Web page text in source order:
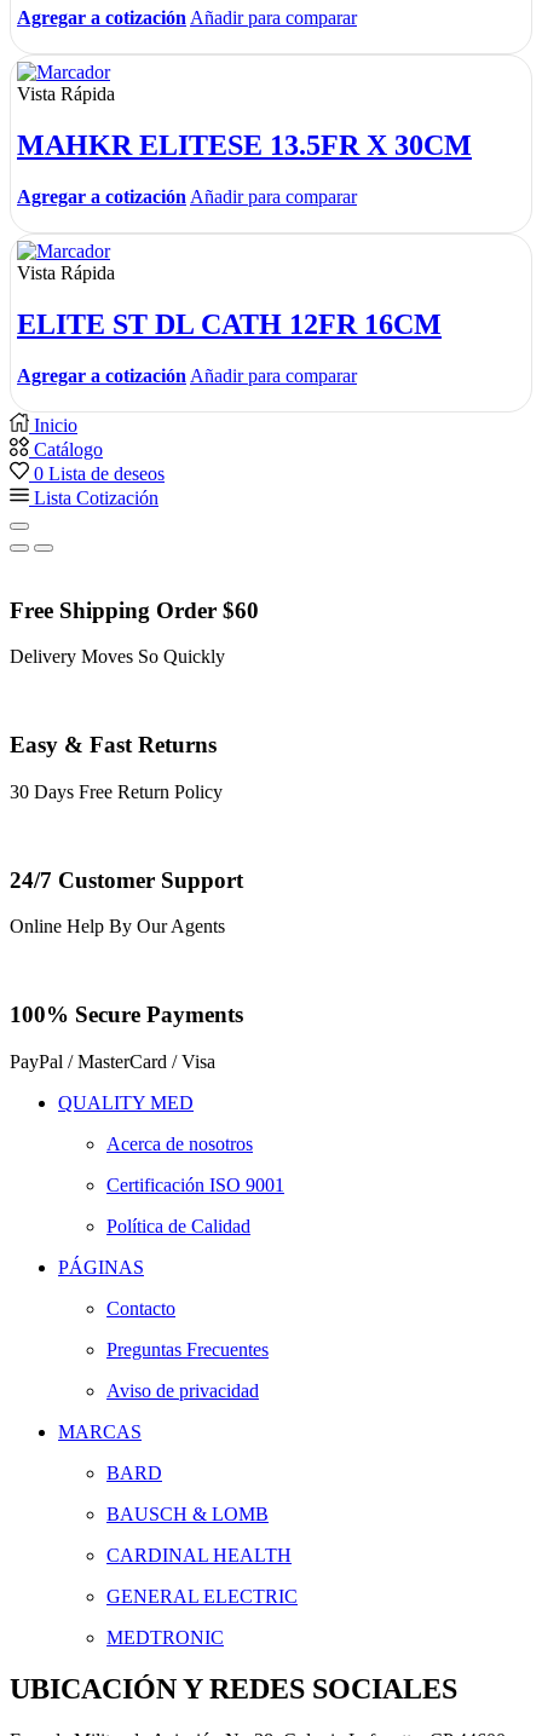
Agregar a cotización Añadir para comparar
Vista Rápida
MAHKR ELITESE 13.5FR X 30CM
Agregar a cotización Añadir para comparar
Vista Rápida
ELITE ST DL CATH 12FR 16CM
Agregar a cotización Añadir para comparar
Inicio
Catálogo
0 Lista de deseos
Lista Cotización
Free Shipping Order $60
Delivery Moves So Quickly
Easy & Fast Returns
30 Days Free Return Policy
24/7 Customer Support
Online Help By Our Agents
100% Secure Payments
PayPal / MasterCard / Visa
QUALITY MED
Acerca de nosotros
Certificación ISO 9001
Política de Calidad
PÁGINAS
Contacto
Preguntas Frecuentes
Aviso de privacidad
MARCAS
BARD
BAUSCH & LOMB
CARDINAL HEALTH
GENERAL ELECTRIC
MEDTRONIC
UBICACIÓN Y REDES SOCIALES